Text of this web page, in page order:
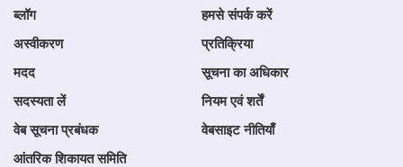
ब्लॉग हमसे संपर्क करें
अस्वीकरण प्रतिक्रिया
मदद सूचना का अधिकार
सदस्यता लें नियम एवं शर्तें
वेब सूचना प्रबंधक वेबसाइट नीतियाँ
आंतरिक शिकायत समिति